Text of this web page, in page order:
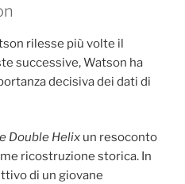
rilesse più volte il
successive, Watson ha
decisiva dei dati di
Double Helix un resoconto
ricostruzione storica. In
di un giovane